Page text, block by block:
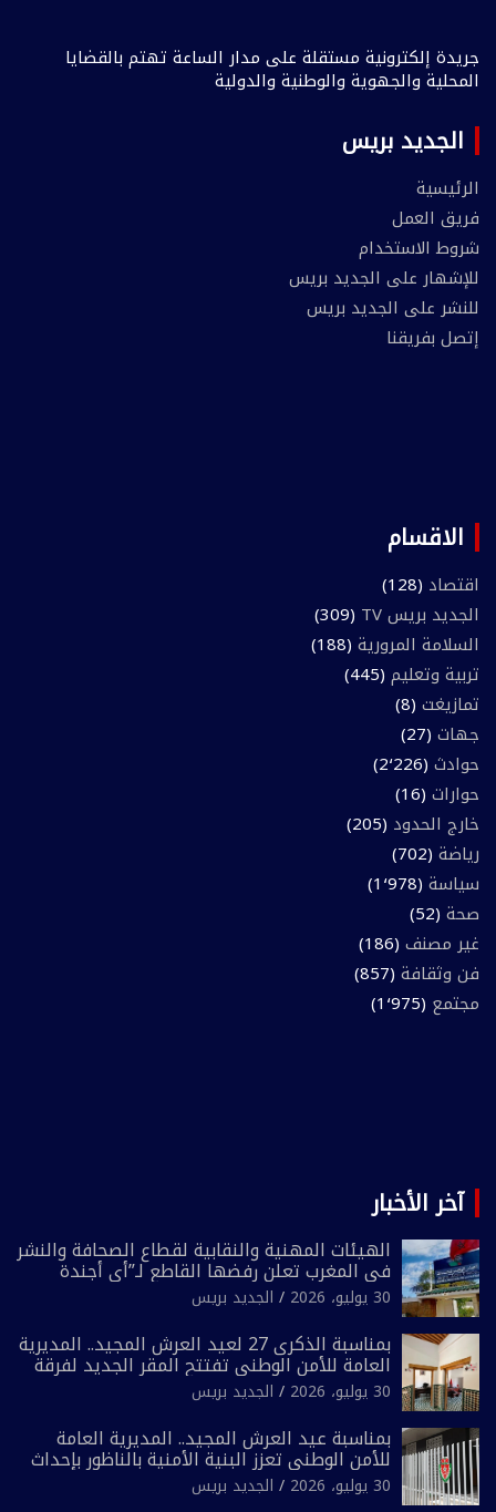
جريدة إلكترونية مستقلة على مدار الساعة تهتم بالقضايا
المحلية والجهوية والوطنية والدولية
الجديد بريس
الرئيسية
فريق العمل
شروط الاستخدام
للإشهار على الجديد بريس
للنشر على الجديد بريس
إتصل بفريقنا
الاقسام
اقتصاد (128)
الجديد بريس TV
(309)
السلامة المرورية (188)
تربية وتعليم (445)
تمازيغت (8)
جهات (27)
حوادث (2٬226)
حوارات (16)
خارج الحدود (205)
رياضة (702)
سياسة (1٬978)
صحة (52)
غير مصنف (186)
فن وثقافة (857)
مجتمع (1٬975)
آخر الأخبار
الهيئات المهنية والنقابية لقطاع الصحافة والنشر
في المغرب تعلن رفضها القاطع لـ”أي أجندة
انتخابية مُعدة على مقاس سياسي ومصلحي
ضيق”
30 يوليو، 2026 الجديد بريس
بمناسبة الذكرى 27 لعيد العرش المجيد.. المديرية
العامة للأمن الوطني تفتتح المقر الجديد لفرقة
الشرطة السياحية بفاس
30 يوليو، 2026 الجديد بريس
بمناسبة عيد العرش المجيد.. المديرية العامة
للأمن الوطني تعزز البنية الأمنية بالناظور بإحداث
فرقتين جديدتين
30 يوليو، 2026 الجديد بريس